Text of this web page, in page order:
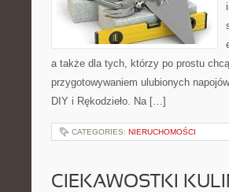
a także dla tych, którzy po prostu
przygotowywaniem ulubionych
DIY i Rękodzieło. Na […]
CATEGORIES: NIERUCHOMOŚCI
CIEKAWOSTKI